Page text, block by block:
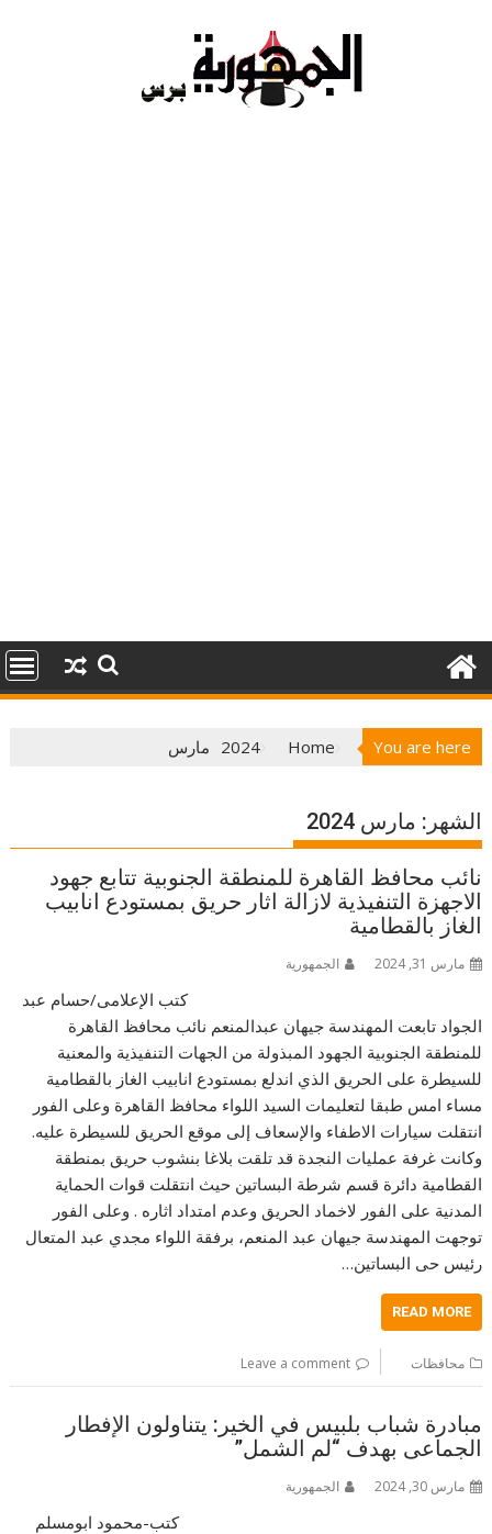
You are here
Home
2024 مارس
الشهر: مارس 2024
️نائب محافظ القاهرة للمنطقة الجنوبية تتابع جهود
الاجهزة التنفيذية لازالة اثار حريق بمستودع انابيب
الغاز بالقطامية
مارس 31, 2024 الجمهورية
كتب الإعلامى/حسام عبد
الجواد تابعت المهندسة جيهان عبدالمنعم نائب محافظ القاهرة
للمنطقة الجنوبية الجهود المبذولة من الجهات التنفيذية والمعنية
للسيطرة على الحريق الذي اندلع بمستودع انابيب الغاز بالقطامية
مساء امس طبقا لتعليمات السيد اللواء محافظ القاهرة وعلى الفور
انتقلت سيارات الاطفاء والإسعاف إلى موقع الحريق للسيطرة عليه.
وكانت غرفة عمليات النجدة قد تلقت بلاغا بنشوب حريق بمنطقة
القطامية دائرة قسم شرطة البساتين حيث انتقلت قوات الحماية
المدنية على الفور لاخماد الحريق وعدم امتداد اثاره . وعلى الفور
توجهت المهندسة جيهان عبد المنعم، برفقة اللواء مجدي عبد المتعال
رئيس حى البساتين…
READ MORE
محافظات Leave a comment
مبادرة شباب بلبيس في الخير: يتناولون الإفطار
الجماعى بهدف “لم الشمل”
مارس 30, 2024 الجمهورية
كتب-محمود ابومسلم